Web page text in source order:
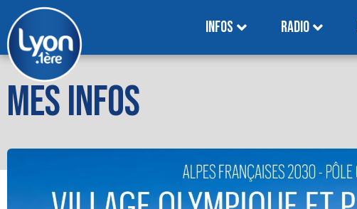
INFOS RADIO
MES INFOS